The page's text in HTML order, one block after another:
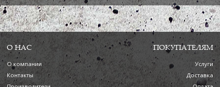
О НАС
О компании
Контакты
ПОКУПАТЕЛЯМ
Услуги
Доставка